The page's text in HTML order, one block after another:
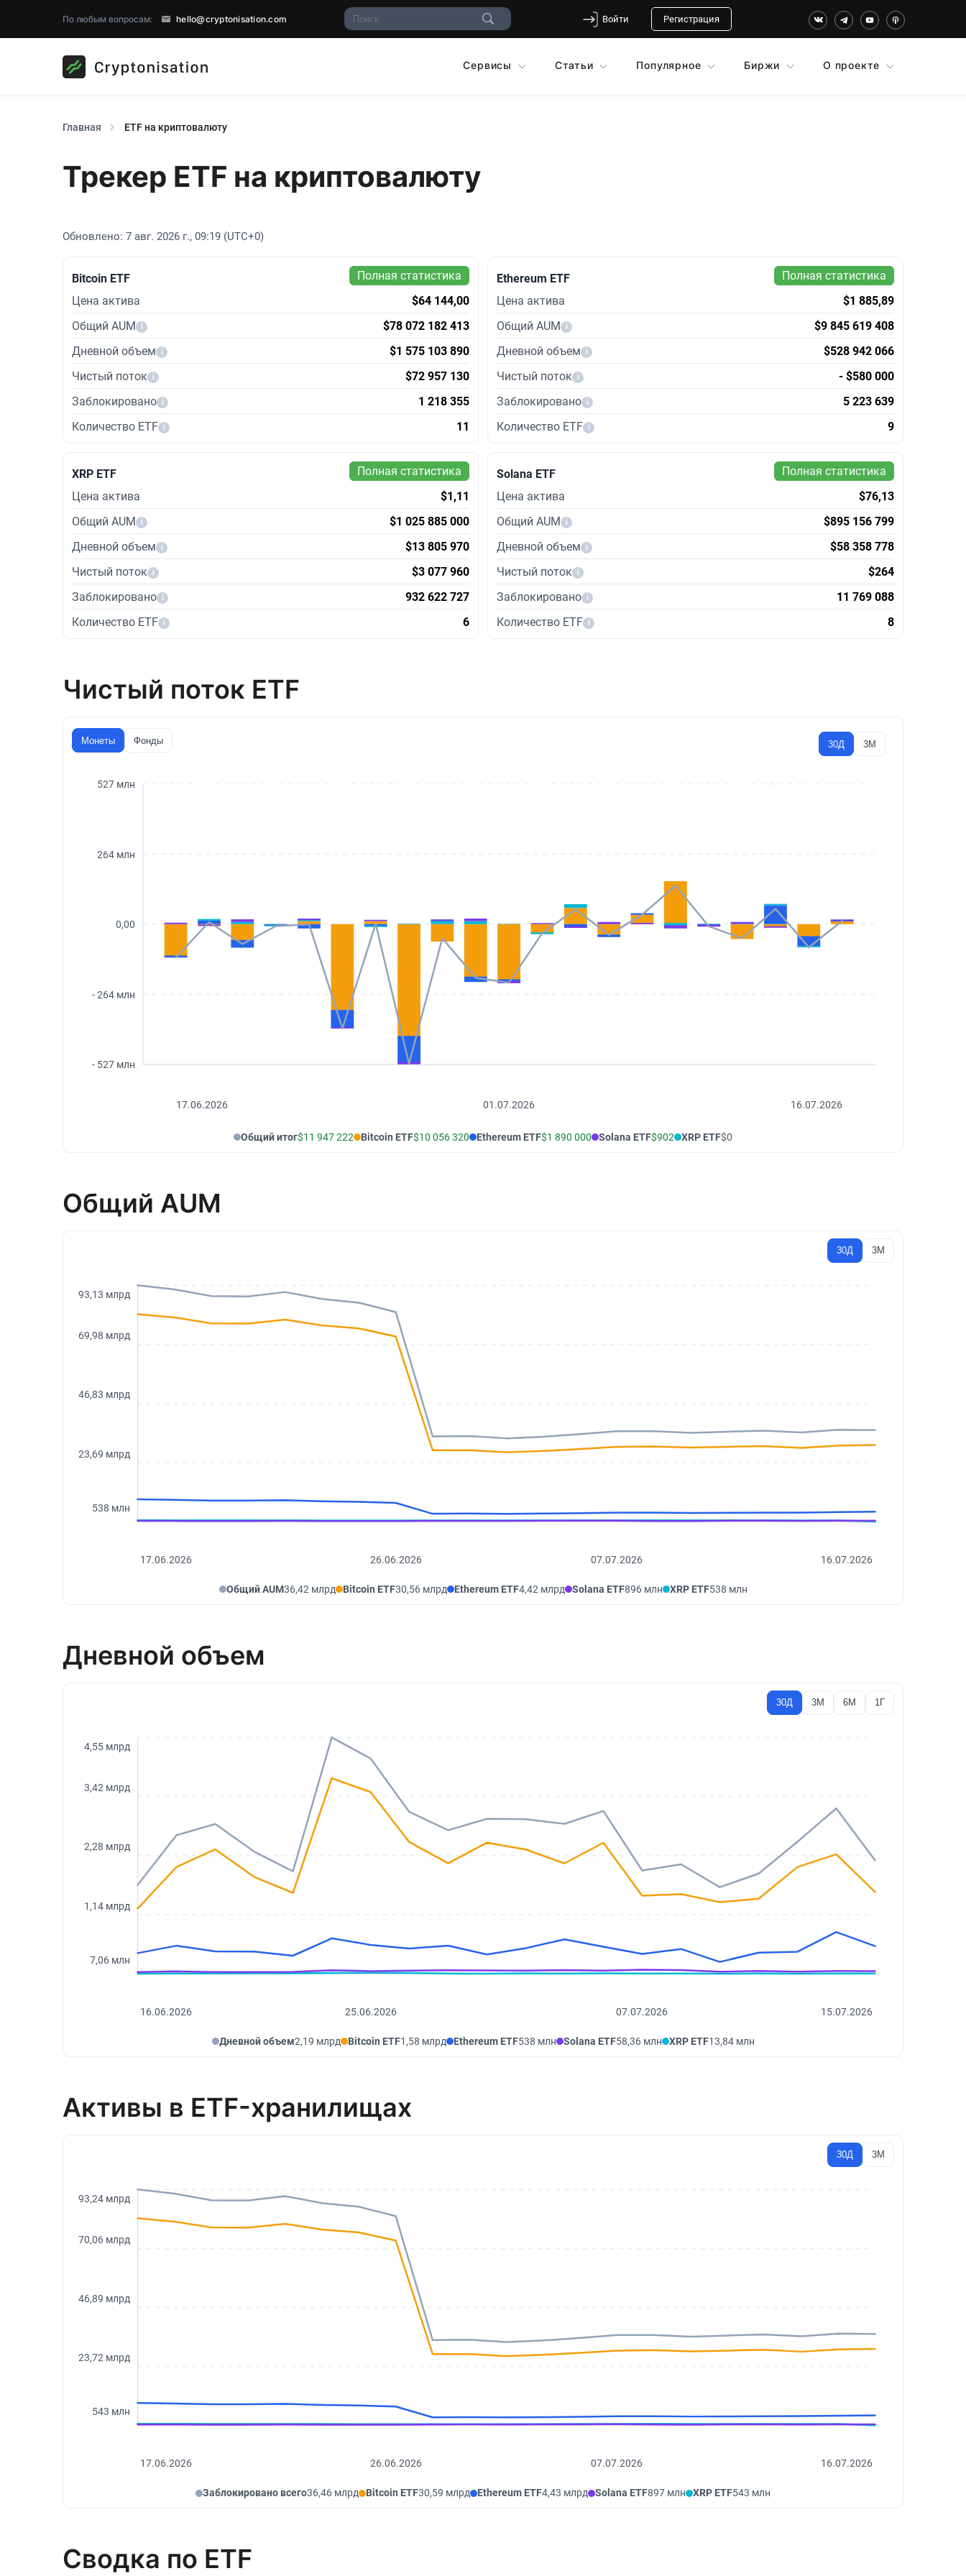
По любым вопросам: hello@cryptonisation.com Войти Регистрация
Сервисы Статьи Популярное Биржи О проекте
Главная ETF на криптовалюту
Трекер ETF на криптовалюту
Обновлено: 7 авг. 2026 г., 09:19 (UTC+0)
Bitcoin ETF
Полная статистика
Цена актива
$64 144,00
Общий AUM
i
$78 072 182 413
Дневной объем
i
$1 575 103 890
Чистый поток
i
$72 957 130
Заблокировано
i
1 218 355
Количество ETF
i 11
Ethereum ETF
Полная статистика
Цена актива
$1 885,89
Общий AUM
i
$9 845 619 408
Дневной объем
i
$528 942 066
Чистый поток
i
- $580 000
Заблокировано
i
5 223 639
Количество ETF
i 9
XRP ETF
Полная статистика
Цена актива
$1,11
Общий AUM
i
$1 025 885 000
Дневной объем
i
$13 805 970
Чистый поток
i
$3 077 960
Заблокировано
i
932 622 727
Количество ETF
i 6
Solana ETF
Полная статистика
Цена актива
$76,13
Общий AUM
i
$895 156 799
Дневной объем
i
$58 358 778
Чистый поток
i
$264
Заблокировано
i
11 769 088
Количество ETF
i 8
Чистый поток ETF
Монеты Фонды 30Д 3М
- 527 млн
- 264 млн
0,00
264 млн
527 млн
17.06.2026 01.07.2026 16.07.2026
Общий итог$11 947 222 Bitcoin ETF$10 056 320 Ethereum ETF$1 890 000 Solana ETF$902 XRP ETF$0
Общий AUM
30Д 3М
538 млн
23,69 млрд
46,83 млрд
69,98 млрд
93,13 млрд
17.06.2026 26.06.2026 07.07.2026 16.07.2026
Общий AUM36,42 млрд Bitcoin ETF30,56 млрд Ethereum ETF4,42 млрд Solana ETF896 млн XRP ETF538 млн
Дневной объем
30Д 3М 6М 1Г
7,06 млн
1,14 млрд
2,28 млрд
3,42 млрд
4,55 млрд
16.06.2026 25.06.2026 07.07.2026 15.07.2026
Дневной объем2,19 млрд Bitcoin ETF1,58 млрд Ethereum ETF538 млн Solana ETF58,36 млн XRP ETF13,84 млн
Активы в ETF-хранилищах
30Д 3М
543 млн
23,72 млрд
46,89 млрд
70,06 млрд
93,24 млрд
17.06.2026 26.06.2026 07.07.2026 16.07.2026
Заблокировано всего36,46 млрд Bitcoin ETF30,59 млрд Ethereum ETF4,43 млрд Solana ETF897 млн XRP ETF543 млн
Сводка по ETF